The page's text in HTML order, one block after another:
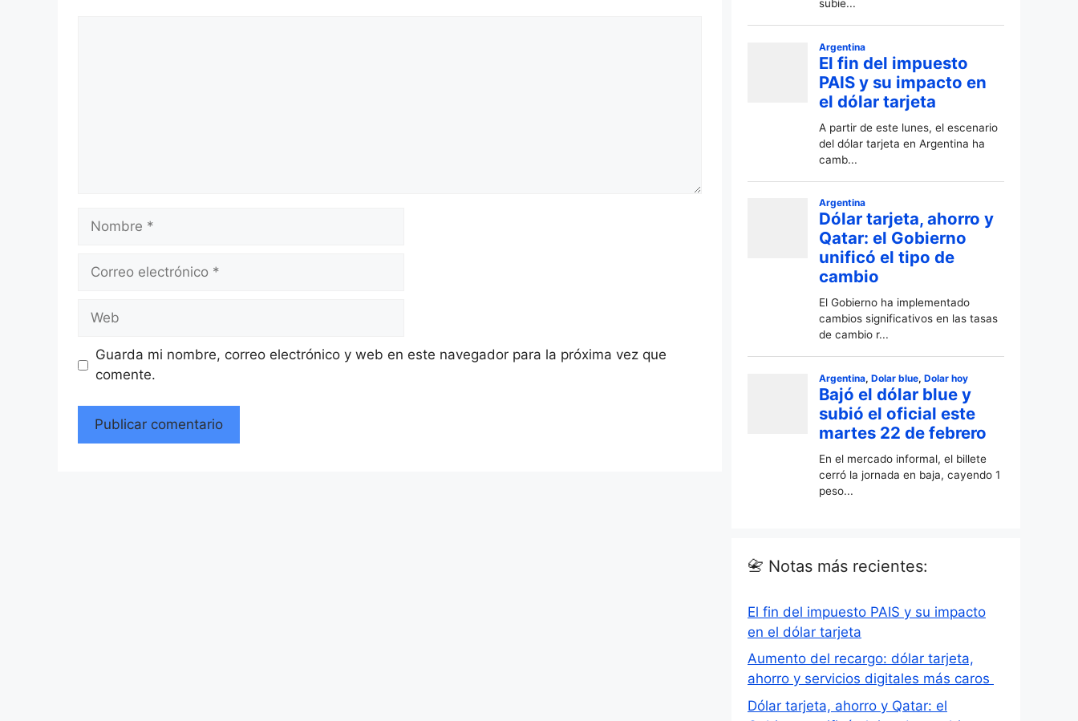
Nombre
Correo
Web
Guarda mi nombre, correo electrónico y web en este navegador para la próxima vez que
comente.
📇 Notas más recientes:
El fin del impuesto PAIS y su impacto
en el dólar tarjeta
Aumento del recargo: dólar tarjeta,
ahorro y servicios digitales más caros
Dólar tarjeta, ahorro y Qatar: el